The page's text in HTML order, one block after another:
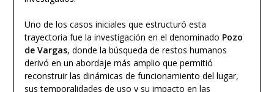
Uno de los casos iniciales que estructuró esta
trayectoria fue la investigación en el denominado Pozo
de Vargas, donde la búsqueda de restos humanos
derivó en un abordaje más amplio que permitió
reconstruir las dinámicas de funcionamiento del lugar,
sus temporalidades de uso y su impacto en las